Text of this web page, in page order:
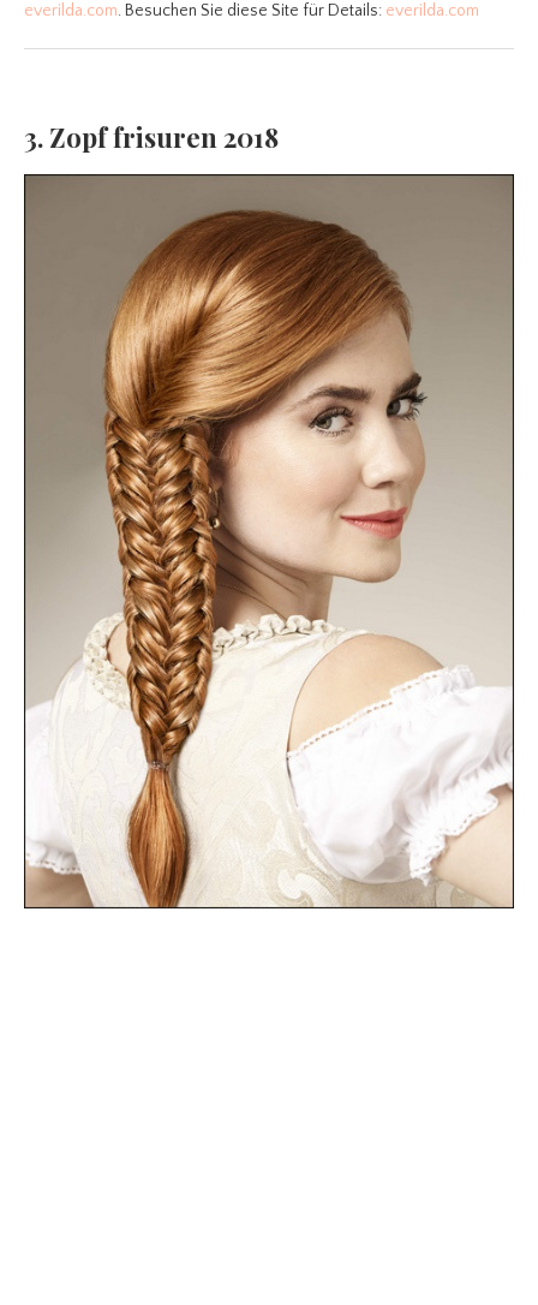
everilda.com. Besuchen Sie diese Site für Details: everilda.com
3. Zopf frisuren 2018